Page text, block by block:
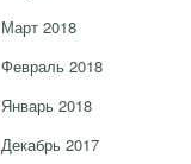
Март 2018
Февраль 2018
Январь 2018
Декабрь 2017